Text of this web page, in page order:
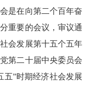
是在向第二个百年奋
重要的会议，审议通
会发展第十五个五年
第二十届中央委员会
五”时期经济社会发展